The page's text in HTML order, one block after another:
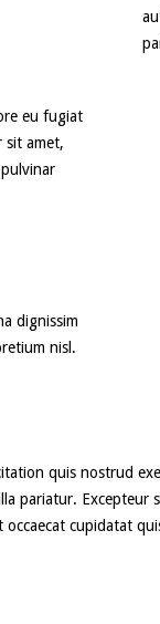
eu fugiat
sit amet,
dignissim
nisl.
quis nostrud
pariatur.
cupidatat